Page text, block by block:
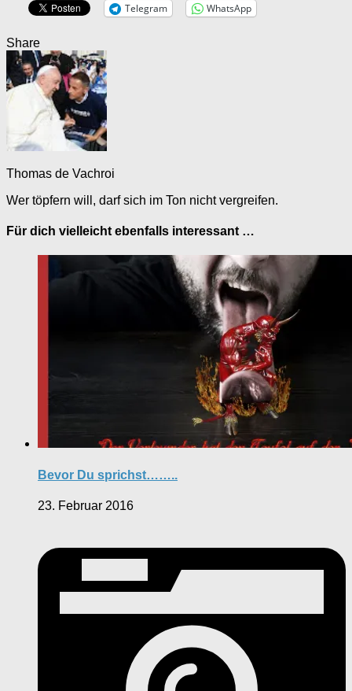
Telegram WhatsApp
Share
Thomas de Vachroi
Wer töpfern will, darf sich im Ton nicht vergreifen.
Für dich vielleicht ebenfalls interessant …
Bevor Du sprichst……..
23. Februar 2016